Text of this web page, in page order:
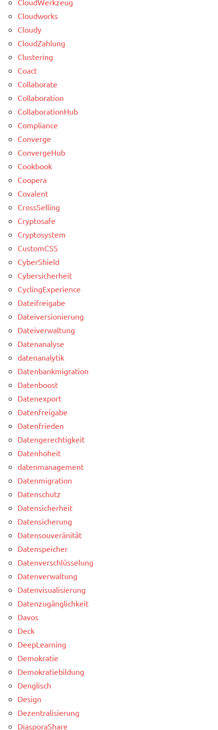
Cloudworks
Cloudy
CloudZahlung
Clustering
Coact
Collaborate
Collaboration
CollaborationHub
Compliance
Converge
ConvergeHub
Cookbook
Coopera
Covalent
CrossSelling
Cryptosafe
Cryptosystem
CustomCSS
CyberShield
Cybersicherheit
CyclingExperience
Dateifreigabe
Dateiversionierung
Dateiverwaltung
Datenanalyse
datenanalytik
Datenbankmigration
Datenboost
Datenexport
Datenfreigabe
Datenfrieden
Datengerechtigkeit
Datenhoheit
datenmanagement
Datenmigration
Datenschutz
Datensicherheit
Datensicherung
Datensouveränität
Datenspeicher
Datenverschlüsselung
Datenverwaltung
Datenvisualisierung
Datenzugänglichkeit
Davos
Deck
DeepLearning
Demokratie
Demokratiebildung
Denglisch
Design
Dezentralisierung
DiasporaShare